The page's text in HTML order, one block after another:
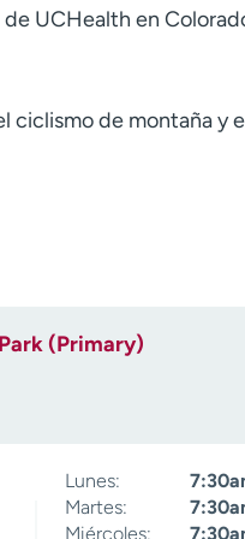
UCHealth en
de montaña y
(Primary)
Lunes:
Martes:
Miércoles: